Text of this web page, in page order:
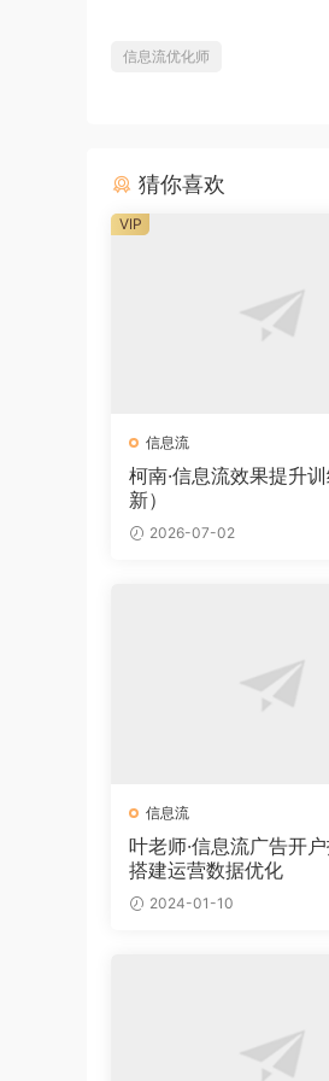
信息流优化师
猜你喜欢
信息流
柯南·信息流效果提升
新）
2026-07-02
VIP
信息流
叶老师·信息流广告开
搭建运营数据优化
2024-01-10